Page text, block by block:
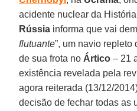
acidente nuclear da
Rússia informa que vai
flutuante”, um navio
de sua frota no Ártico – 21
existência revelada pela
agora reiterada (13/12/
decisão de fechar todas as